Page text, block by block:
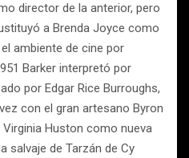
director de la anterior, pero
a Brenda Joyce como
ambiente de cine por
Barker interpretó por
por Edgar Rice Burroughs,
con el gran artesano Byron
Huston como nueva
salvaje de Tarzán de Cy